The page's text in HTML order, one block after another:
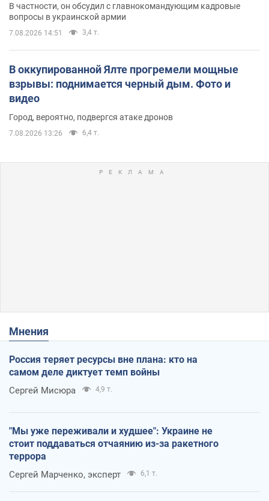
В частности, он обсудил с главнокомандующим кадровые
вопросы в украинской армии
7.08.2026 14:51 3,4 т.
В оккупированной Ялте прогремели мощные
взрывы: поднимается черный дым. Фото и
видео
Город, вероятно, подвергся атаке дронов
7.08.2026 13:26 6,4 т.
Мнения
Россия теряет ресурсы вне плана: кто на
самом деле диктует темп войны
Сергей Мисюра 4,9 т.
"Мы уже переживали и худшее": Украине не
стоит поддаваться отчаянию из-за ракетного
террора
Сергей Марченко, эксперт 6,1 т.